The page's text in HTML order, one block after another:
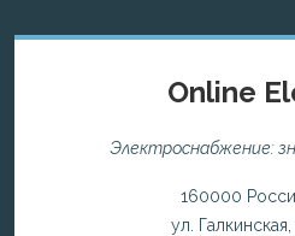
Online
Электроснабжение:
160000
ул.